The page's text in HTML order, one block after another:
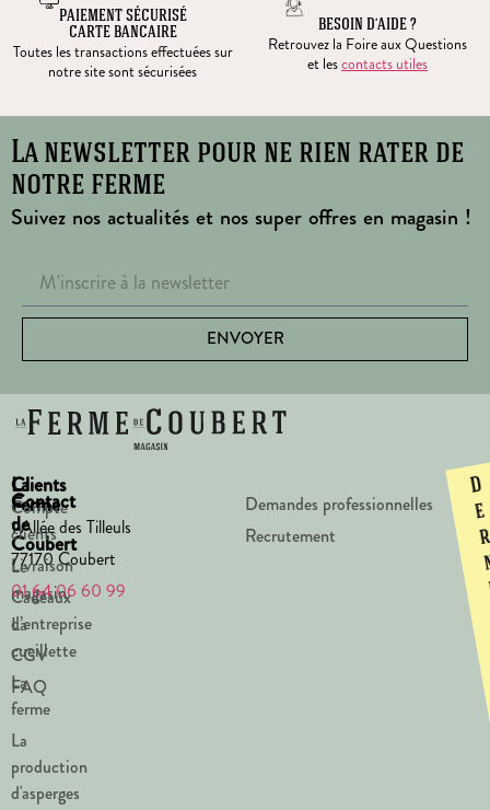
PAIEMENT SÉCURISÉ
CARTE BANCAIRE
Toutes les transactions effectuées sur
notre site sont sécurisées
BESOIN D’AIDE ?
Retrouvez la Foire aux Questions
et lescontacts utiles
La newsletter pour ne rien rater de
notre ferme
Suivez nos actualités et nos super offres en magasin !
ENVOYER
La
Ferme
de
Coubert
Le
magasin
La
cueillette
La
ferme
La
production
d'asperges
Clients
Compte
clients
Livraison
Cadeaux
d’entreprise
CGV
FAQ
Contact
1 Allée des Tilleuls
77170 Coubert
01 64 06 60 99
Demandes professionnelles
Recrutement
D
e